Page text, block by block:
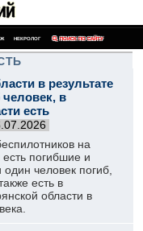
НЕКРОЛОГ ПОИСК ПО САЙТУ
в результате
в
есть
на
погибшие и
человек погиб,
есть в
области в